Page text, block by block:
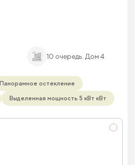
10 очередь. Дом 4
Панорамное остекление
Выделенная мощность 5 кВт кВт